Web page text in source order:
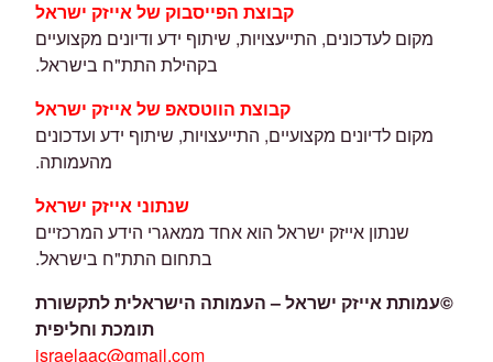
קבוצת הפייסבוק של אייזק ישראל
מקום לעדכונים, התייעצויות, שיתוף ידע ודיונים מקצועיים
בקהילת התת"ח בישראל.
קבוצת הווטסאפ של אייזק ישראל
מקום לדיונים מקצועיים, התייעצויות, שיתוף ידע ועדכונים
מהעמותה.
שנתוני אייזק ישראל
שנתון אייזק ישראל הוא אחד ממאגרי הידע המרכזיים
בתחום התת"ח בישראל.
©עמותת אייזק ישראל – העמותה הישראלית לתקשורת
תומכת וחליפית
israelaac@gmail.com